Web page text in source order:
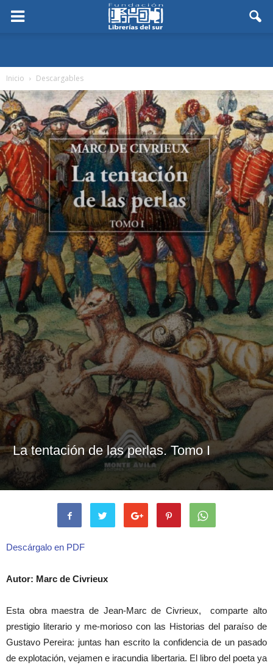
Inicio Descargables
La tentación de las perlas. Tomo I
Descárgalo en PDF
Autor: Marc de Civrieux
Esta obra maestra de Jean-Marc de Civrieux, comparte alto
prestigio literario y me-morioso con las Historias del paraíso de
Gustavo Pereira: juntas han escrito la confidencia de un pasado
de explotación, vejamen e iracundia libertaria. El libro del poeta ya